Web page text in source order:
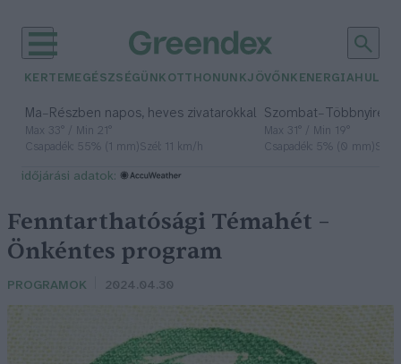
KERTEM EGÉSZSÉGÜNK OTTHONUNKJÖVŐNK ENERGIA
Ma– Részben napos, heves zivatarokkal
Max 33° / Min 21°
Csapadék: 55% (1 mm)Szél: 11 km/h
Szombat– Többnyire
Max 31° / Min 19°
Csapadék: 5% (0 mm)
időjárási adatok:
Fenntarthatósági Témahét –
Önkéntes program
PROGRAMOK 2024.04.30